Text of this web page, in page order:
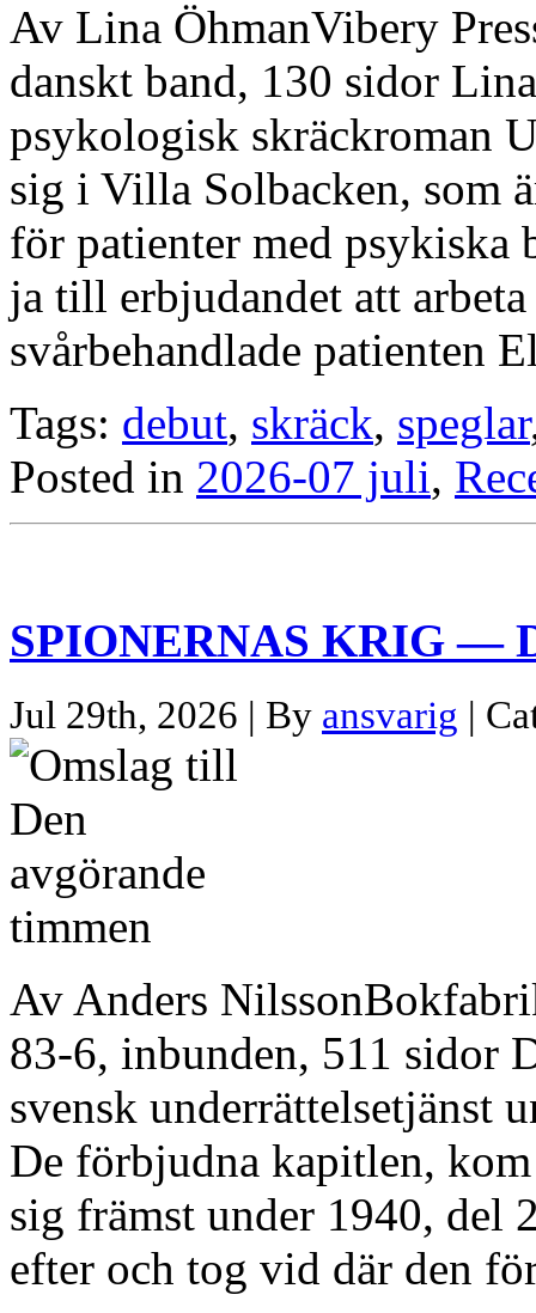
Av Lina ÖhmanVibery
danskt band, 130 sidor
psykologisk skräckroman
sig i Villa Solbacken, som
för patienter med psykiska
ja till erbjudandet att
svårbehandlade patienten
Tags: debut, skräck, speglar
Posted in 2026-07 juli,
SPIONERNAS KRIG —
Jul 29th, 2026 | By ansvarig |
Av Anders
83-6, inbunden, 511 sidor
svensk underrättelsetjänst
De förbjudna kapitlen,
sig främst under 1940, del
efter och tog vid där den